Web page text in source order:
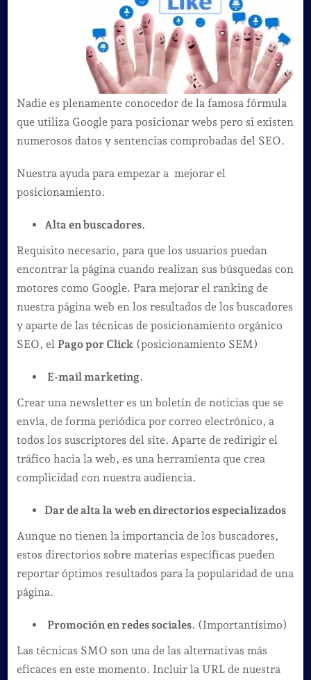
Nadie es plenamente conocedor de la famosa fórmula
que utiliza Google para posicionar webs pero si existen
numerosos datos y sentencias comprobadas del SEO.
Nuestra ayuda para empezar a mejorar el
posicionamiento.
Alta en buscadores.
Requisito necesario, para que los usuarios puedan
encontrar la página cuando realizan sus búsquedas con
motores como Google. Para mejorar el ranking de
nuestra página web en los resultados de los buscadores
y aparte de las técnicas de posicionamiento orgánico
SEO, el Pago por Click(posicionamiento SEM)
E-mail marketing.
Crear una newsletter es un boletín de noticias que se
envía, de forma periódica por correo electrónico, a
todos los suscriptores del site. Aparte de redirigir el
tráfico hacia la web, es una herramienta que crea
complicidad con nuestra audiencia.
Dar de alta la web en directorios especializados
Aunque no tienen la importancia de los buscadores,
estos directorios sobre materias específicas pueden
reportar óptimos resultados para la popularidad de una
página.
Promoción en redes sociales. (Importantísimo)
Las técnicas SMO son una de las alternativas más
eficaces en este momento. Incluir la URL de nuestra